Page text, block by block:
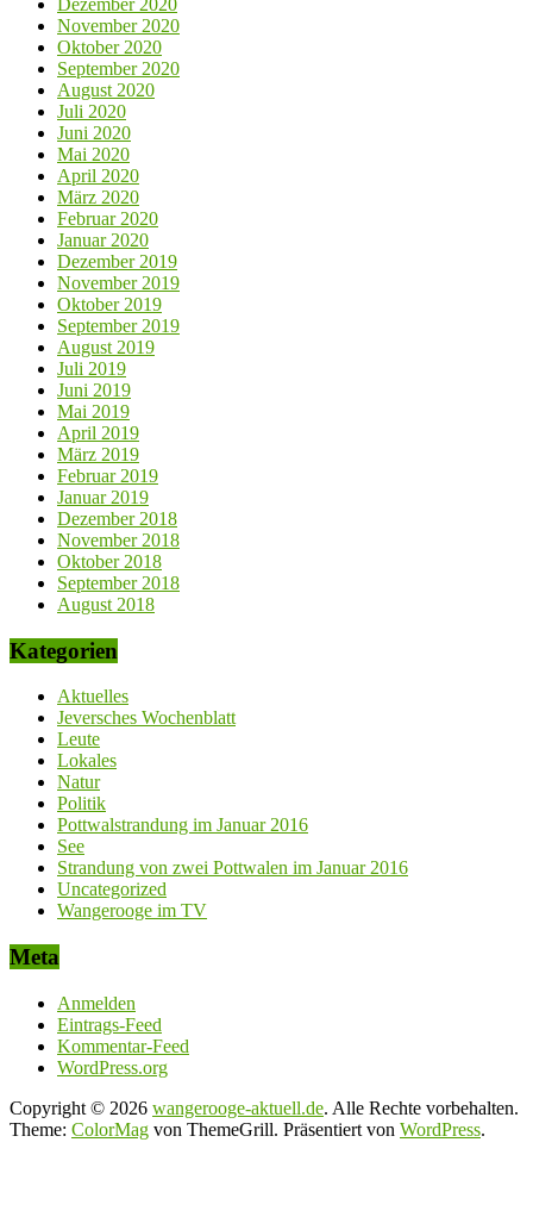
November 2020
Oktober 2020
September 2020
August 2020
Juli 2020
Juni 2020
Mai 2020
April 2020
März 2020
Februar 2020
Januar 2020
Dezember 2019
November 2019
Oktober 2019
September 2019
August 2019
Juli 2019
Juni 2019
Mai 2019
April 2019
März 2019
Februar 2019
Januar 2019
Dezember 2018
November 2018
Oktober 2018
September 2018
August 2018
Kategorien
Aktuelles
Jeversches Wochenblatt
Leute
Lokales
Natur
Politik
Pottwalstrandung im Januar 2016
See
Strandung von zwei Pottwalen im Januar 2016
Uncategorized
Wangerooge im TV
Meta
Anmelden
Eintrags-Feed
Kommentar-Feed
WordPress.org
Copyright © 2026 wangerooge-aktuell.de. Alle Rechte vorbehalten.
Theme: ColorMag von ThemeGrill. Präsentiert von WordPress.